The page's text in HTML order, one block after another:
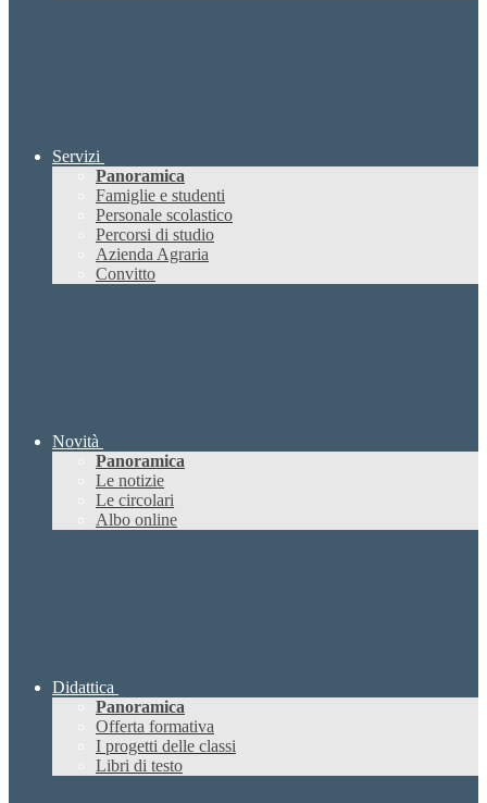
Servizi
Panoramica
Famiglie e studenti
Personale scolastico
Percorsi di studio
Azienda Agraria
Convitto
Novità
Panoramica
Le notizie
Le circolari
Albo online
Didattica
Panoramica
Offerta formativa
I progetti delle classi
Libri di testo